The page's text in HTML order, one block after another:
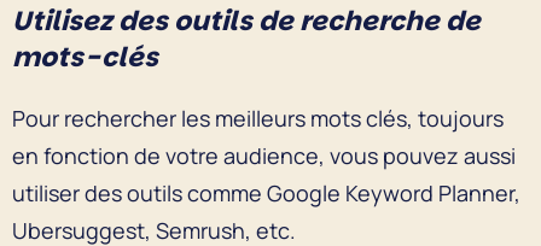
Utilisez des outils de recherche de
mots-clés
Pour rechercher les meilleurs mots clés, toujours
en fonction de votre audience, vous pouvez aussi
utiliser des outils comme Google Keyword Planner,
Ubersuggest, Semrush, etc.